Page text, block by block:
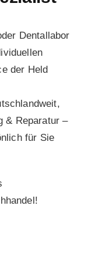
Dentallabor
der Held
,
& Reparatur –
für Sie